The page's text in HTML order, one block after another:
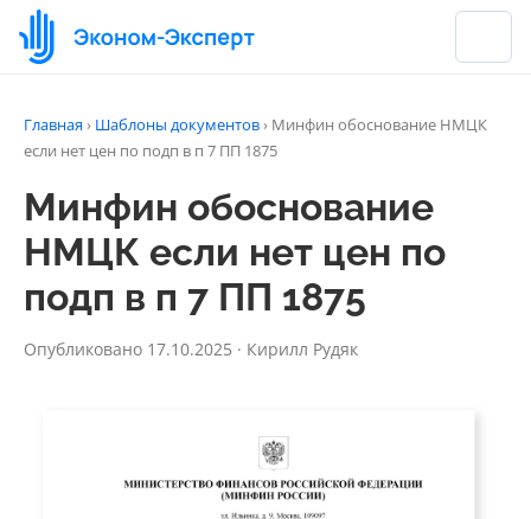
Главная› Шаблоны документов› Минфин обоснование НМЦК
если нет цен по подп в п 7 ПП 1875
Минфин обоснование
НМЦК если нет цен по
подп в п 7 ПП 1875
Опубликовано 17.10.2025 · Кирилл Рудяк